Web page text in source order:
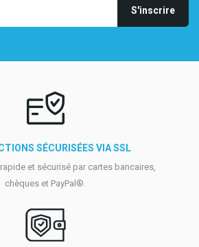
SÉCURISÉES VIA SSL
et sécurisé par cartes bancaires,
chèques et PayPal®.